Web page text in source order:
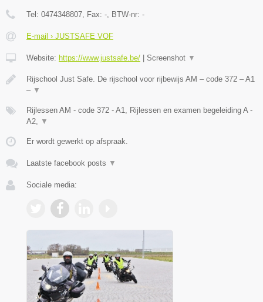
Tel: 0474348807, Fax: -, BTW-nr: -
E-mail › JUSTSAFE VOF
Website: https://www.justsafe.be/ Screenshot ▼
Rijschool Just Safe. De rijschool voor rijbewijs AM – code 372 – A1
– ▼
Rijlessen AM - code 372 - A1, Rijlessen en examen begeleiding A -
A2, ▼
Er wordt gewerkt op afspraak.
Laatste facebook posts ▼
Sociale media: